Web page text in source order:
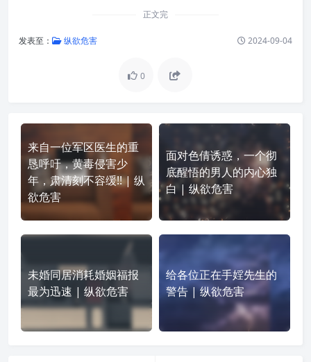
正文完
发表至： 纵欲危害 2024-09-04
0
来自一位军区医生的重
恳呼吁，黄毒侵害少
年，肃清刻不容缓!! | 纵
欲危害
面对色倩诱惑，一个彻
底醒悟的男人的内心独
白 | 纵欲危害
未婚同居消耗婚姻福报
最为迅速 | 纵欲危害
给各位正在手婬先生的
警告 | 纵欲危害